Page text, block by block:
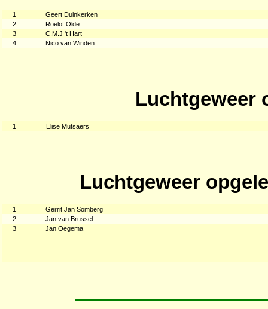
1
Geert Duinkerken
2
Roelof Olde
3
C.M.J 't Hart
4
Nico van Winden
Luchtgeweer
1 Elise Mutsaers
Luchtgeweer
1
Gerrit Jan Somberg
2
Jan van Brussel
3
Jan Oegema